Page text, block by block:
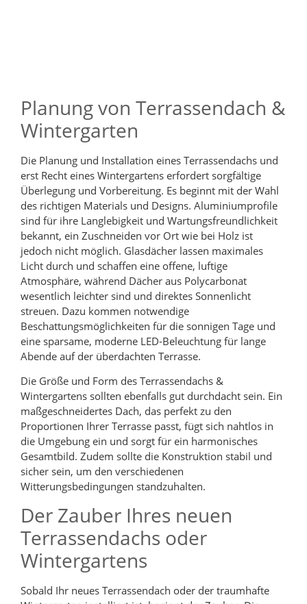
Planung von Terrassendach &
Wintergarten
Die Planung und Installation eines Terrassendachs und
erst Recht eines Wintergartens erfordert sorgfältige
Überlegung und Vorbereitung. Es beginnt mit der Wahl
des richtigen Materials und Designs. Aluminiumprofile
sind für ihre Langlebigkeit und Wartungsfreundlichkeit
bekannt, ein Zuschneiden vor Ort wie bei Holz ist
jedoch nicht möglich. Glasdächer lassen maximales
Licht durch und schaffen eine offene, luftige
Atmosphäre, während Dächer aus Polycarbonat
wesentlich leichter sind und direktes Sonnenlicht
streuen. Dazu kommen notwendige
Beschattungsmöglichkeiten für die sonnigen Tage und
eine sparsame, moderne LED-Beleuchtung für lange
Abende auf der überdachten Terrasse.
Die Größe und Form des Terrassendachs &
Wintergartens sollten ebenfalls gut durchdacht sein. Ein
maßgeschneidertes Dach, das perfekt zu den
Proportionen Ihrer Terrasse passt, fügt sich nahtlos in
die Umgebung ein und sorgt für ein harmonisches
Gesamtbild. Zudem sollte die Konstruktion stabil und
sicher sein, um den verschiedenen
Witterungsbedingungen standzuhalten.
Der Zauber Ihres neuen
Terrassendachs oder
Wintergartens
Sobald Ihr neues Terrassendach oder der traumhafte